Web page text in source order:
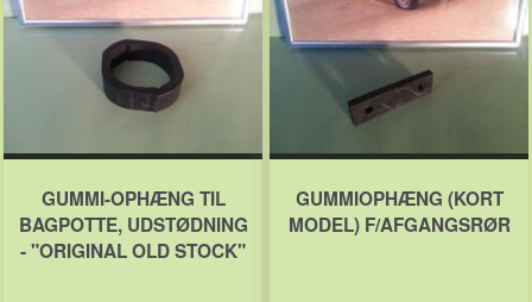
GUMMI-OPHÆNG TIL
BAGPOTTE, UDSTØDNING
- "ORIGINAL OLD STOCK"
GUMMIOPHÆNG (KORT
MODEL) F/AFGANGSRØR